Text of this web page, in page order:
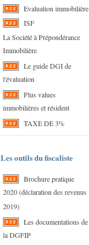
Evaluation immobilière
ISF
La Société à Prépondérance
Immobilière
Le guide DGI de
l'évaluation
Plus values
immobilières et résident
TAXE DE 3%
Les outils du fiscaliste
Brochure pratique
2020 (déclaration des revenus
2019)
Les documentations de
la DGFIP